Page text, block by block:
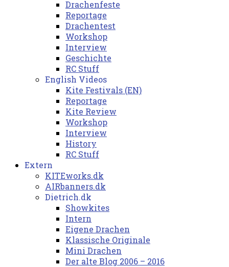
Drachenfeste
Reportage
Drachentest
Workshop
Interview
Geschichte
RC Stuff
English Videos
Kite Festivals (EN)
Reportage
Kite Review
Workshop
Interview
History
RC Stuff
Extern
KITEworks.dk
AIRbanners.dk
Dietrich.dk
Showkites
Intern
Eigene Drachen
Klassische Originale
Mini Drachen
Der alte Blog 2006 – 2016